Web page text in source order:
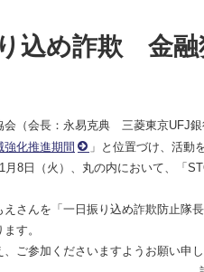
り込め詐欺 金
（会長：永易克典 三菱東京UFJ
化推進期間
」と位置づけ、活動
8日（火）、丸の内において、「
さんを「一日振り込め詐欺防止隊
す。
ご参加くださいますようお願い申し